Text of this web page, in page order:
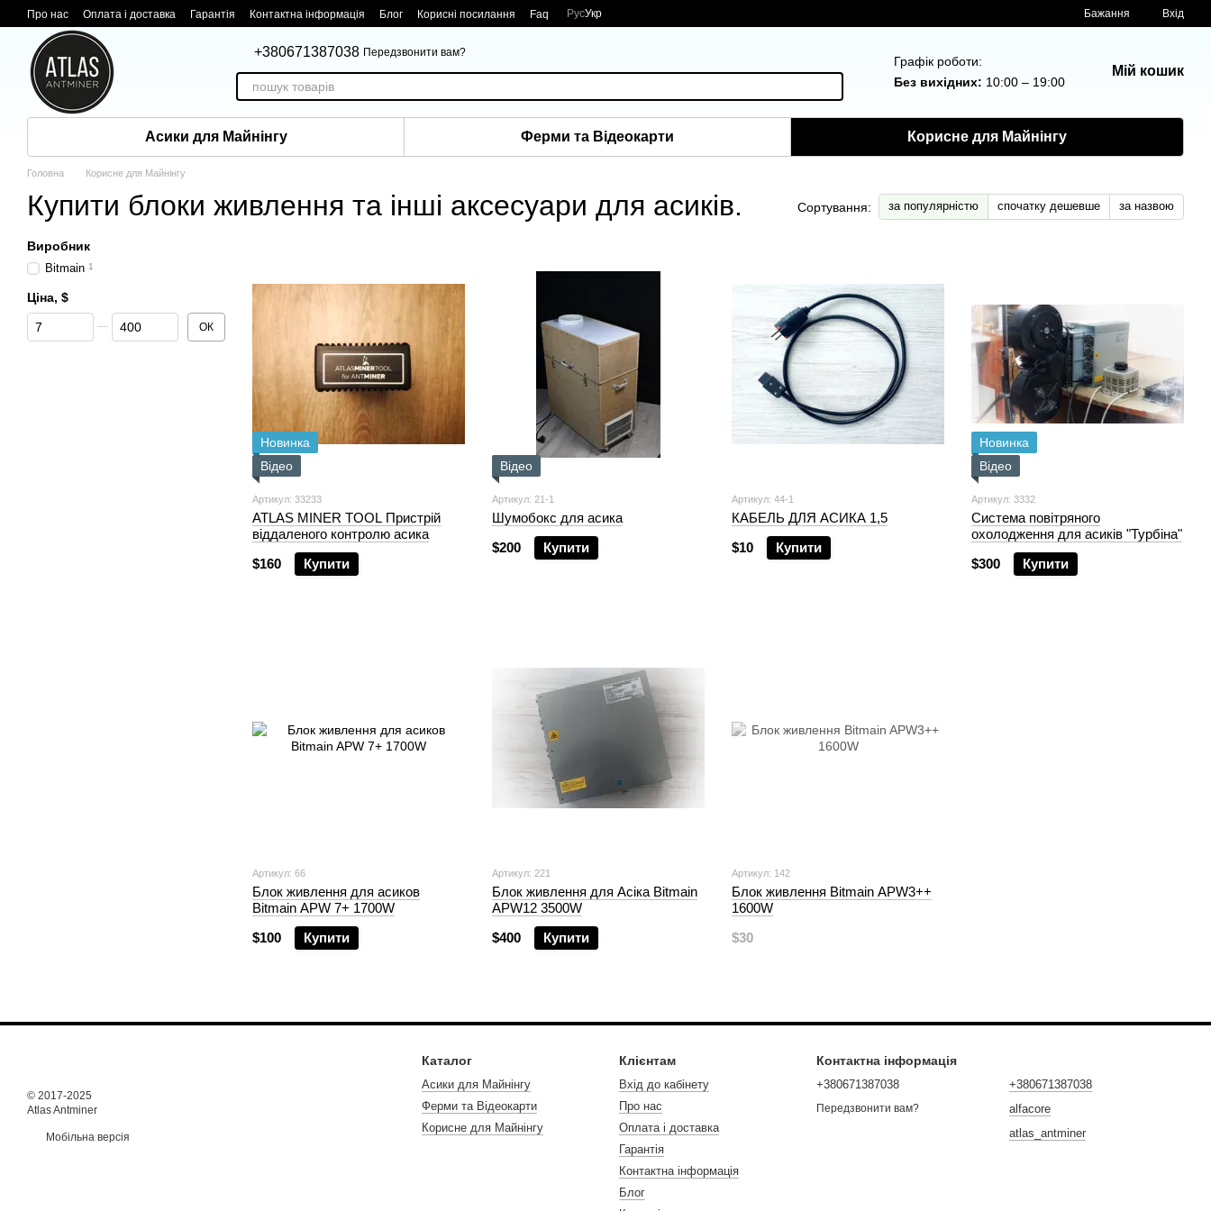
Перейти до основного контенту
Про нас Оплата і доставка Гарантія Контактна інформація Блог Корисні посилання Faq РусУкр Бажання Вхід
+380671387038 Передзвонити вам?
Графік роботи:
Без вихідних: 10:00 – 19:00
Мій кошик
Асики для Майнінгу Ферми та Відеокарти Корисне для Майнінгу
Головна Корисне для Майнінгу
Купити блоки живлення та інші аксесуари для асиків. Сортування: за популярністю спочатку дешевше за назвою
Новинка
Відео
Артикул: 33233
ATLAS MINER TOOL Пристрій
віддаленого контролю асика
$160
Купити
Відео
Артикул: 21-1
Шумобокс для асика
$200
Купити
Артикул: 44-1
КАБЕЛЬ ДЛЯ АСИКA 1,5
$10
Купити
Новинка
Відео
Артикул: 3332
Система повітряного
охолодження для асиків "Турбіна"
$300
Купити
Артикул: 66
Блок живлення для асиков
Bitmain APW 7+ 1700W
$100
Купити
Артикул: 221
Блок живлення для Асіка Bitmain
APW12 3500W
$400
Купити
Артикул: 142
Блок живлення Bitmain APW3++
1600W
$30
Виробник
Bitmain 1
Ціна, $
Від Ціна, $
До Ціна, $ ОК
© 2017-2025
Atlas Antminer
Мобільна версія
Каталог
Асики для Майнінгу
Ферми та Відеокарти
Корисне для Майнінгу
Клієнтам
Вхід до кабінету
Про нас
Оплата і доставка
Гарантія
Контактна інформація
Блог
Контактна інформація
+380671387038
Передзвонити вам?
+380671387038
alfacore
atlas_antminer